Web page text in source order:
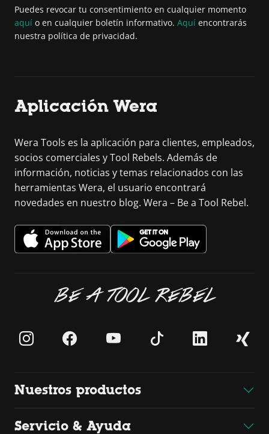
Puedes revocar tu consentimiento en cualquier momento
aquí o en cualquier boletín informativo. Aquí encontrarás
nuestra política de privacidad.
Aplicación Wera
Wera Tools es la aplicación para clientes, empleados,
socios comerciales y Tool Rebels. Además de
información, noticias y temas relacionados con las
herramientas Wera, el usuario encontrará
novedades en nuestro blog. Wera – Be a Tool Rebel.
BE A TOOL REBEL
Nuestros productos
Servicio & Ayuda